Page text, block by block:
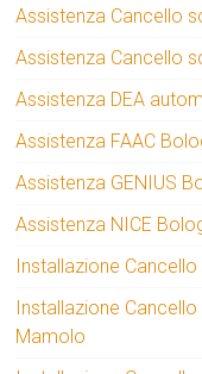
Assistenza Cancello
Assistenza Cancello
Assistenza DEA
Assistenza FAAC
Assistenza GENIUS
Assistenza NICE
Installazione
Installazione
Mamolo